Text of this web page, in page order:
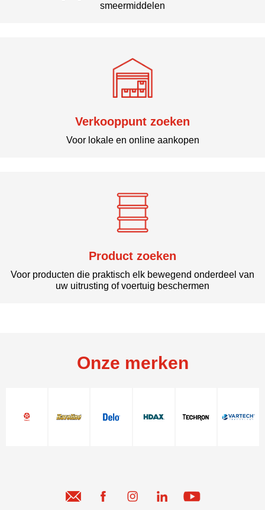
smeermiddelen
Verkooppunt zoeken
Voor lokale en online aankopen
Product zoeken
Voor producten die praktisch elk bewegend onderdeel van
uw uitrusting of voertuig beschermen
Onze merken